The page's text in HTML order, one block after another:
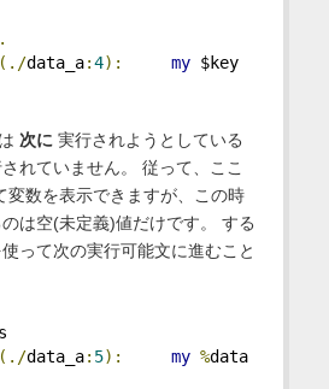
.
data_a:4): my
$key
次に実行されようとしている
れていません。 従って、ここ
変数を表示できますが、この時
は空(未定義)値だけです。 する
って次の実行可能文に進むこと
data_a: 5): my %
data